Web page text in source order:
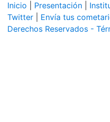
Inicio Presentación
Twitter
Envía tus
Derechos Reservados -